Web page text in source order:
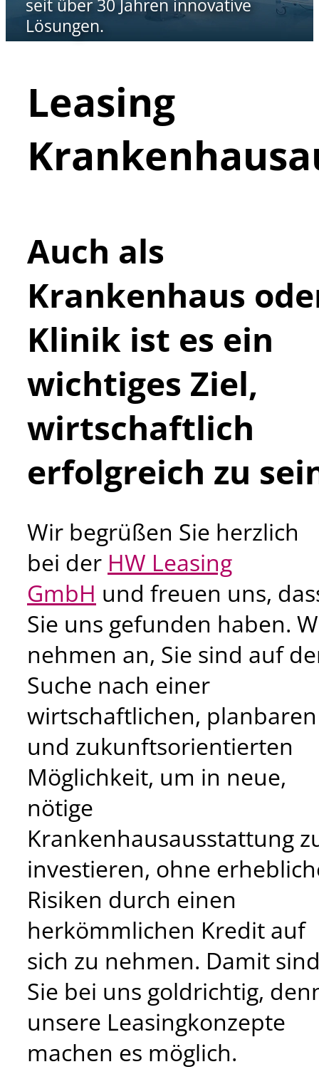
seit über 30 Jahren innovative
Lösungen.
Leasing
Auch als
Krankenhaus
Klinik ist es ein
wichtiges Ziel,
wirtschaftlich
erfolgreich zu
Wir begrüßen Sie herzlich
bei der HW Leasing
GmbH und freuen uns,
Sie uns gefunden haben.
nehmen an, Sie sind auf
Suche nach einer
wirtschaftlichen, planbaren
und zukunftsorientierten
Möglichkeit, um in neue,
nötige
Krankenhausausstattung
investieren, ohne
Risiken durch einen
herkömmlichen Kredit auf
sich zu nehmen. Damit
Sie bei uns goldrichtig,
unsere Leasingkonzepte
machen es möglich.